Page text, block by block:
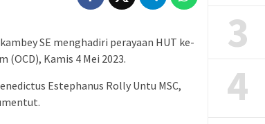
SE menghadiri perayaan HUT ke-
Kamis 4 Mei 2023.
Estephanus Rolly Untu MSC,
3
4